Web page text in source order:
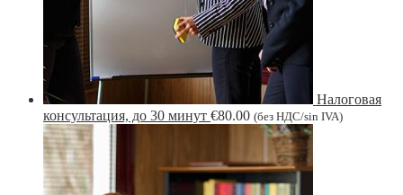
Налоговая
консультация, до 30 минут €80.00 (без НДС/sin IVA)